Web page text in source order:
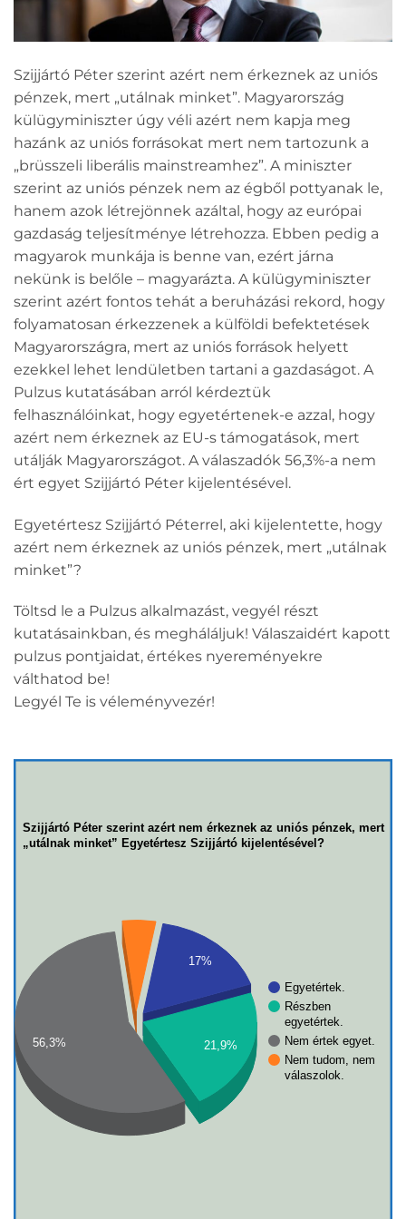
Szijjártó Péter szerint azért nem érkeznek az uniós
pénzek, mert „utálnak minket”. Magyarország
külügyminiszter úgy véli azért nem kapja meg
hazánk az uniós forrásokat mert nem tartozunk a
„brüsszeli liberális mainstreamhez”. A miniszter
szerint az uniós pénzek nem az égből pottyanak le,
hanem azok létrejönnek azáltal, hogy az európai
gazdaság teljesítménye létrehozza. Ebben pedig a
magyarok munkája is benne van, ezért járna
nekünk is belőle – magyarázta. A külügyminiszter
szerint azért fontos tehát a beruházási rekord, hogy
folyamatosan érkezzenek a külföldi befektetések
Magyarországra, mert az uniós források helyett
ezekkel lehet lendületben tartani a gazdaságot. A
Pulzus kutatásában arról kérdeztük
felhasználóinkat, hogy egyetértenek-e azzal, hogy
azért nem érkeznek az EU-s támogatások, mert
utálják Magyarországot. A válaszadók 56,3%-a nem
ért egyet Szijjártó Péter kijelentésével.
Egyetértesz Szijjártó Péterrel, aki kijelentette, hogy
azért nem érkeznek az uniós pénzek, mert „utálnak
minket”?
Töltsd le a Pulzus alkalmazást, vegyél részt
kutatásainkban, és megháláljuk! Válaszaidért kapott
pulzus pontjaidat, értékes nyereményekre
válthatod be!
Legyél Te is véleményvezér!
Szijjártó Péter szerint azért nem érkeznek az uniós pénzek, mert
„utálnak minket” Egyetértesz Szijjártó kijelentésével?
Egyetértek.
Részben
egyetértek.
Nem értek egyet.
Nem tudom, nem
válaszolok.
17%
21,9%
56,3%